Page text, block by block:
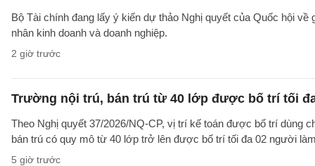
Bộ Tài chính đang lấy ý kiến dự thảo Nghị quyết của Quốc hội
nhân kinh doanh và doanh nghiệp.
2 giờ trước
Trường nội trú, bán trú từ 40 lớp được bố trí tối
Theo Nghị quyết 37/2026/NQ-CP, vị trí kế toán được bố trí dùng
bán trú có quy mô từ 40 lớp trở lên được bố trí tối đa 02 người
5 giờ trước